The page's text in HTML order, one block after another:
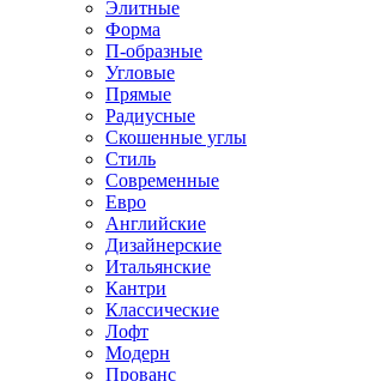
Элитные
Форма
П-образные
Угловые
Прямые
Радиусные
Скошенные углы
Стиль
Современные
Евро
Английские
Дизайнерские
Итальянские
Кантри
Классические
Лофт
Модерн
Прованс